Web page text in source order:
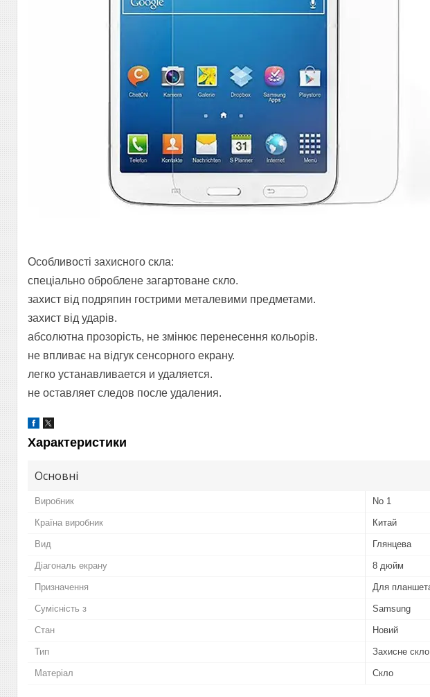
Особливості захисного скла:
спеціально оброблене загартоване скло.
захист від подряпин гострими металевими предметами.
захист від ударів.
абсолютна прозорість, не змінює перенесення кольорів.
не впливає на відгук сенсорного екрану.
легко устанавливается и удаляется.
не оставляет следов после удаления.
Характеристики
Основні
Виробник No 1
Країна виробник Китай
Вид Глянцева
Діагональ екрану 8 дюйм
Призначення Для
Сумісність з Samsung
Стан Новий
Тип Захисне скло
Матеріал Скло